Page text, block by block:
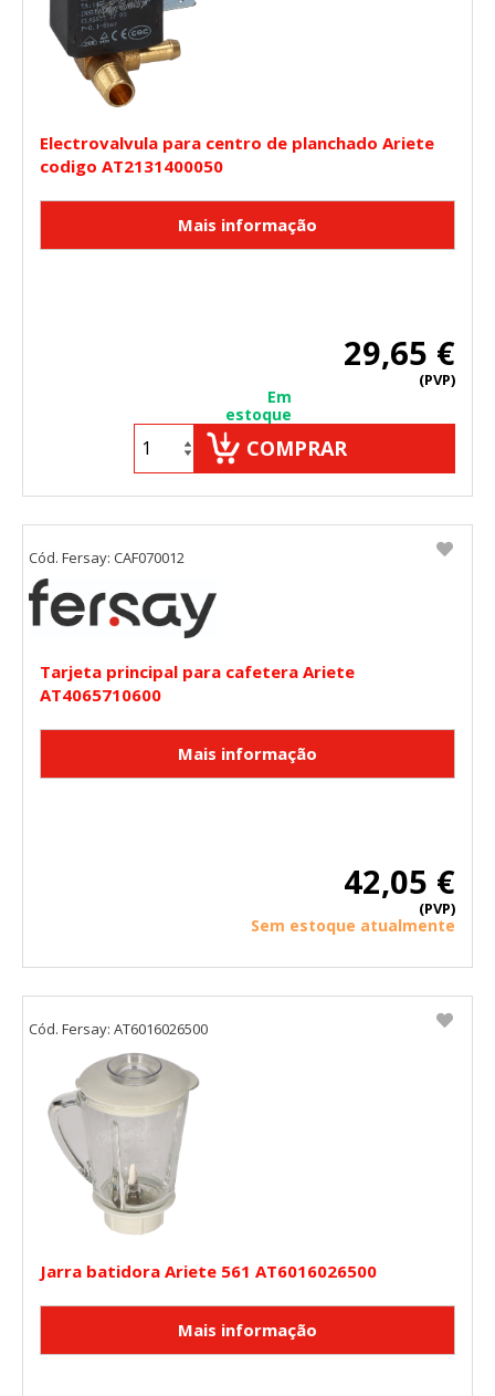
Electrovalvula para centro de planchado Ariete
codigo AT2131400050
29,65 €
(PVP)
Em
estoque
COMPRAR
Tarjeta principal para cafetera Ariete
AT4065710600
42,05 €
(PVP)
Sem estoque atualmente
Cód. Fersay: CAF070012
Jarra batidora Ariete 561 AT6016026500
Cód. Fersay: AT6016026500